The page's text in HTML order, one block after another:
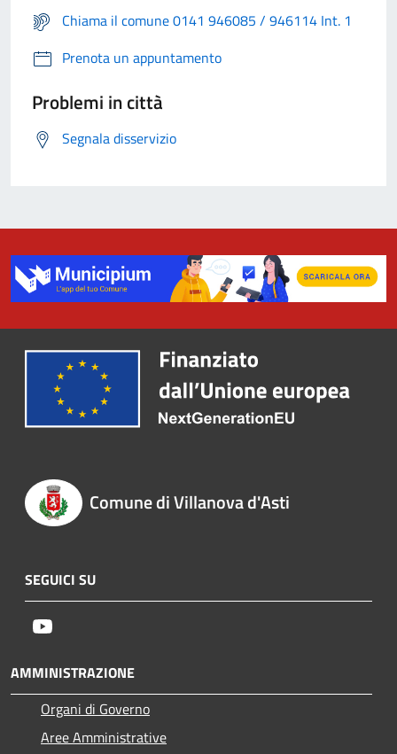
Chiama il comune 0141 946085 / 946114 Int. 1
Prenota un appuntamento
Problemi in città
Segnala disservizio
Comune di Villanova d'Asti
SEGUICI SU
AMMINISTRAZIONE
Organi di Governo
Aree Amministrative